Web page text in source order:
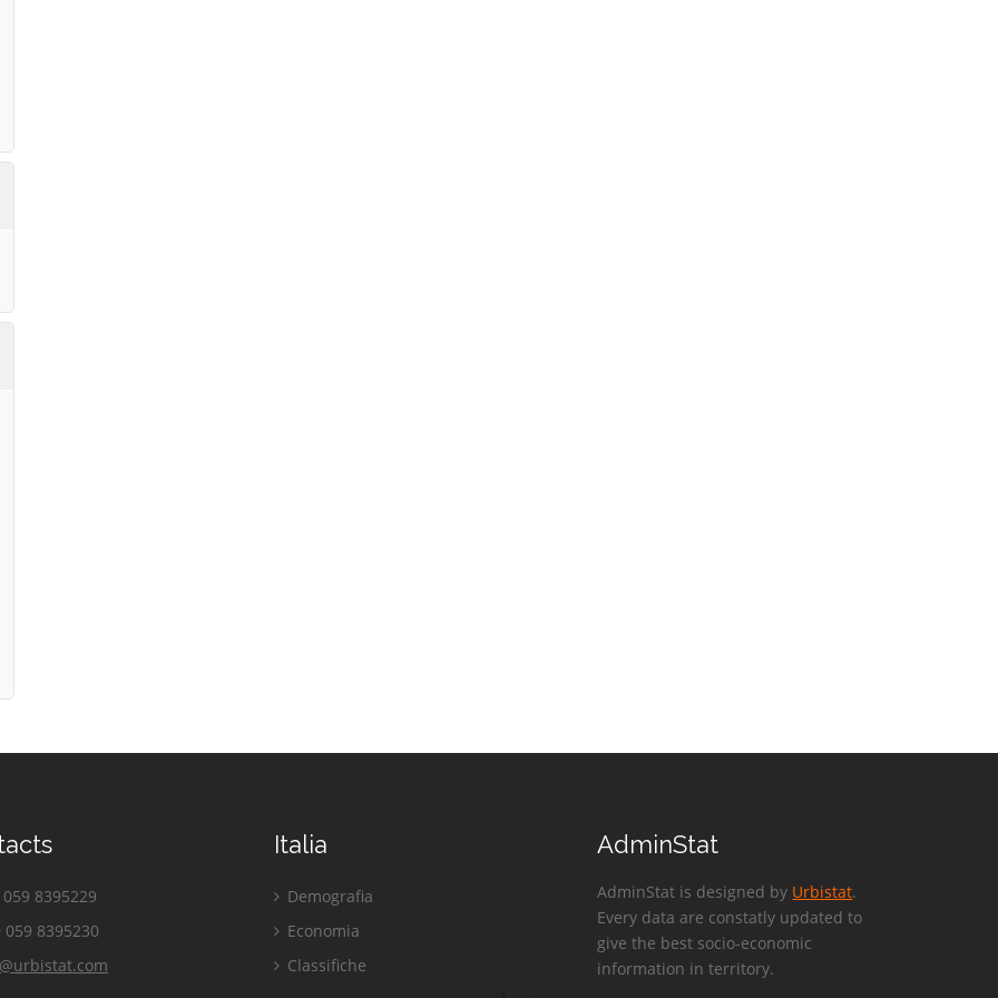
059 8395229
059 8395230
Italia
Demografia
Economia
Classifiche
AdminStat
AdminStat is designed by Urbistat.
Every data are constatly updated to
give the best socio-economic
information in territory.